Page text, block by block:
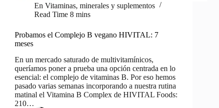
En Vitaminas, minerales y suplementos
Read Time 8 mins
Probamos el Complejo B vegano HIVITAL: 7
meses
En un mercado saturado de multivitamínicos,
queríamos poner a prueba una opción centrada en lo
esencial: el complejo de vitaminas B. Por eso hemos
pasado varias semanas incorporando a nuestra rutina
matinal el Vitamina B Complex de HIVITAL Foods:
210…